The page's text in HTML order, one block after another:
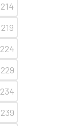
214
219
224
229
234
239